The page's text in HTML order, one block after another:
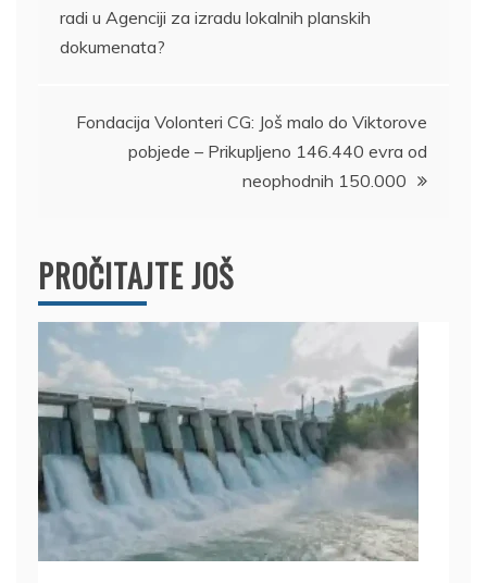
članka
radi u Agenciji za izradu lokalnih planskih
dokumenata?
Fondacija Volonteri CG: Još malo do Viktorove
pobjede – Prikupljeno 146.440 evra od
neophodnih 150.000
PROČITAJTE JOŠ